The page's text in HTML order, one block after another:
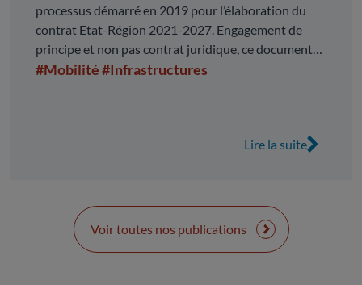
processus démarré en 2019 pour l’élaboration du
contrat Etat-Région 2021-2027. Engagement de
principe et non pas contrat juridique, ce document
comprend des crédits contractualisés, et d’autres
#Mobilité#Infrastructures
Lire la suite
Voir toutes nos publications